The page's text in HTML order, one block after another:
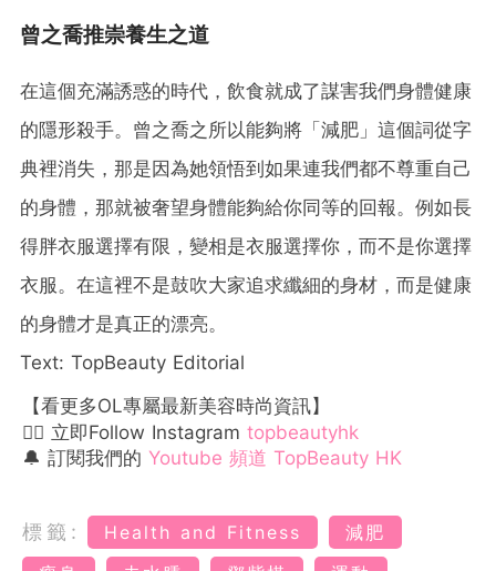
曾之喬推崇養生之道
在這個充滿誘惑的時代，飲食就成了謀害我們身體健康
的隱形殺手。曾之喬之所以能夠將「減肥」這個詞從字
典裡消失，那是因為她領悟到如果連我們都不尊重自己
的身體，那就被奢望身體能夠給你同等的回報。例如長
得胖衣服選擇有限，變相是衣服選擇你，而不是你選擇
衣服。在這裡不是鼓吹大家追求纖細的身材，而是健康
的身體才是真正的漂亮。
Text: TopBeauty Editorial
【看更多OL專屬最新美容時尚資訊】
👉🏻 立即Follow Instagram topbeautyhk
🔔 訂閱我們的 Youtube 頻道 TopBeauty HK
標籤: Health and Fitness
減肥